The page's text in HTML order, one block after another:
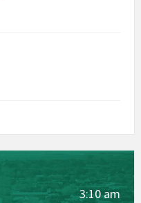
3:10 am